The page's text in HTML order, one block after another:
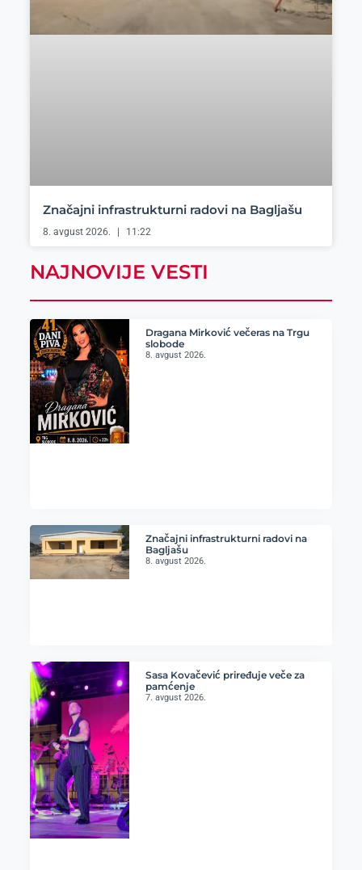
Značajni infrastrukturni radovi na Bagljašu
8. avgust 2026. 11:22
NAJNOVIJE VESTI
Dragana Mirković večeras na Trgu
slobode
8. avgust 2026.
Značajni infrastrukturni radovi na
Bagljašu
8. avgust 2026.
Sasa Kovačević priređuje veče za
pamćenje
7. avgust 2026.